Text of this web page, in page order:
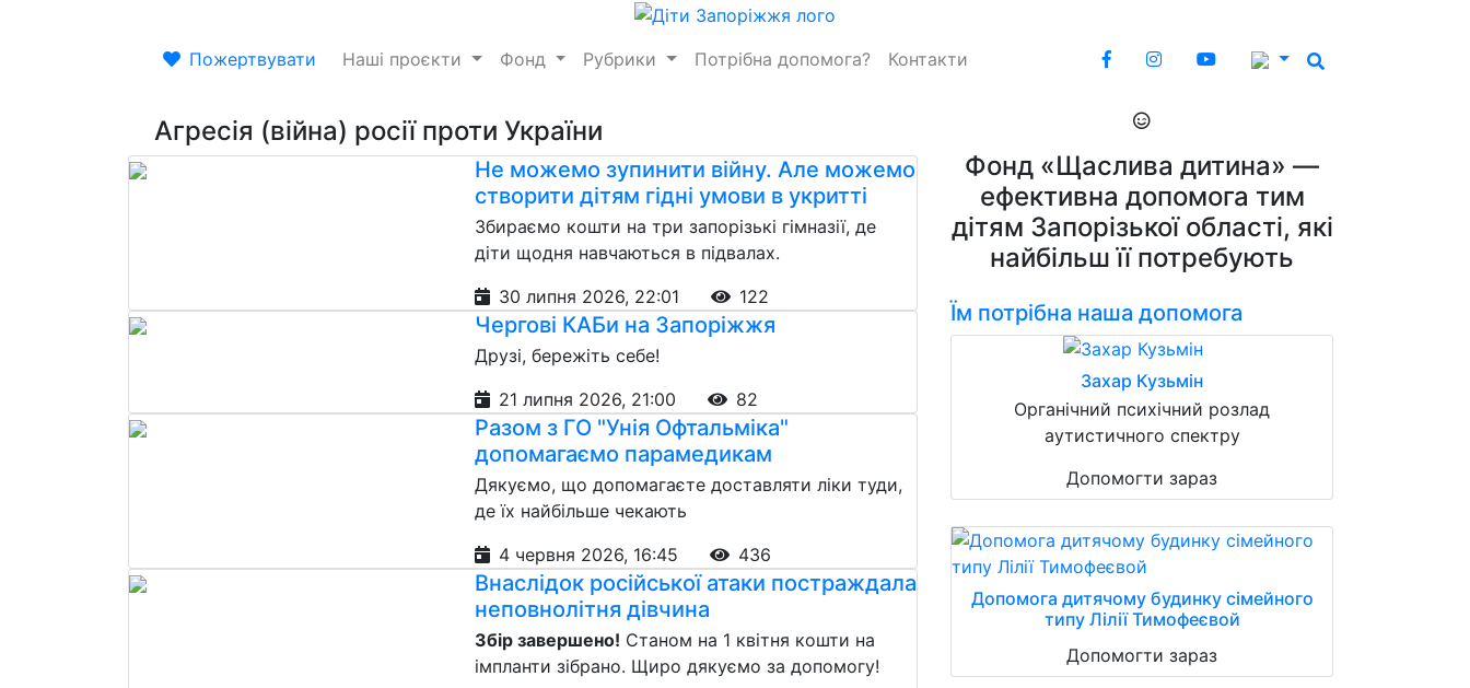
Пожертвувати Наші проєкти Фонд Рубрики Потрібна допомога? Контакти
Агресія (війна) росії проти України
Не можемо зупинити війну. Але можемо
створити дітям гідні умови в укритті
Збираємо кошти на три запорізькі гімназії, де
діти щодня навчаються в підвалах.
30 липня 2026, 22:01
122
Чергові КАБи на Запоріжжя
Друзі, бережіть себе!
21 липня 2026, 21:00
82
Разом з ГО "Унія Офтальміка"
допомагаємо парамедикам
Дякуємо, що допомагаєте доставляти ліки туди,
де їх найбільше чекають
4 червня 2026, 16:45
436
Внаслідок російської атаки постраждала
неповнолітня дівчина
Збір завершено! Станом на 1 квітня кошти на
імпланти зібрано. Щиро дякуємо за допомогу!
Фонд «Щаслива дитина» —
ефективна допомога тим
дітям Запорізької області, які
найбільш її потребують
Їм потрібна наша допомога
Захар Кузьмін
Органічний психічний розлад
аутистичного спектру
Допомогти зараз
Допомога дитячому будинку сімейного
типу Лілії Тимофеєвой
Допомогти зараз